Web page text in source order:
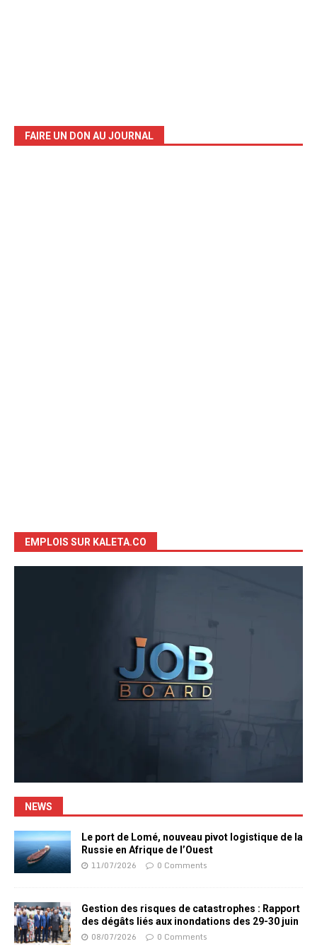
FAIRE UN DON AU JOURNAL
EMPLOIS SUR KALETA.CO
NEWS
Le port de Lomé, nouveau pivot logistique de la
Russie en Afrique de l’Ouest
11/07/2026 0 Comments
Gestion des risques de catastrophes : Rapport
des dégâts liés aux inondations des 29-30 juin
08/07/2026 0 Comments